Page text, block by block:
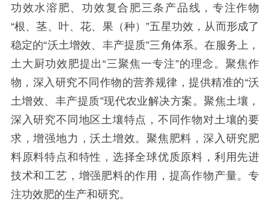
功效水溶肥、功效复合肥三条产品线，专注作物
“根、茎、叶、花、果（种）”五星功效，从而形成了
稳定的“沃土增效、丰产提质”三角体系。在服务上，
土大厨功效肥提出“三聚焦一专注”的理念。聚焦作
物，深入研究不同作物的营养规律，提供精准的“沃
土增效、丰产提质”现代农业解决方案。聚焦土壤，
深入研究不同地区土壤特点，不同作物对土壤的要
求，增强地力，沃土增效。聚焦肥料，深入研究肥
料原料特点和特性，选择全球优质原料，利用先进
技术和工艺，增强肥料的作用，提高作物产量。专
注功效肥的生产和研究。